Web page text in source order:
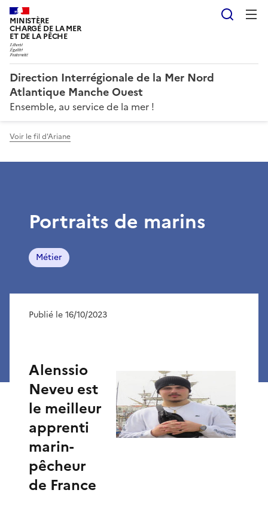
MINISTÈRE
CHARGÉ DE LA MER
ET DE LA PÊCHE
Direction Interrégionale de la Mer Nord
Atlantique Manche Ouest
Ensemble, au service de la mer !
Voir le fil d'Ariane
Portraits de marins
Métier
Publié le 16/10/2023
Alenssio
Neveu est
le meilleur
apprenti
marin-
pêcheur
de France